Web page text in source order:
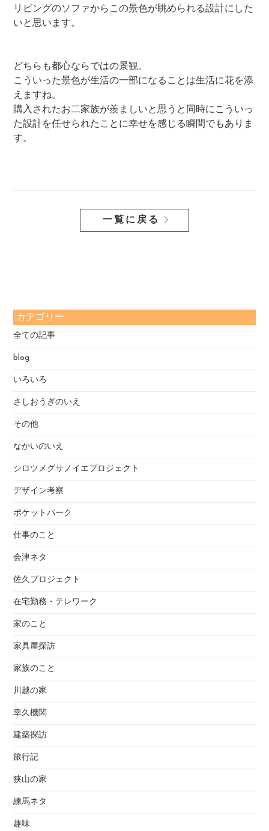
リビングのソファからこの景色が眺められる設計にした
いと思います。
どちらも都心ならではの景観。
こういった景色が生活の一部になることは生活に花を添
えますね。
購入されたお二家族が羨ましいと思うと同時にこういっ
た設計を任せられたことに幸せを感じる瞬間でもありま
す。
一覧に戻る
カテゴリー
全ての記事
blog
いろいろ
さしおうぎのいえ
その他
なかいのいえ
シロツメグサノイエプロジェクト
デザイン考察
ポケットパーク
仕事のこと
会津ネタ
佐久プロジェクト
在宅勤務・テレワーク
家のこと
家具屋探訪
家族のこと
川越の家
幸久機関
建築探訪
旅行記
狭山の家
練馬ネタ
趣味